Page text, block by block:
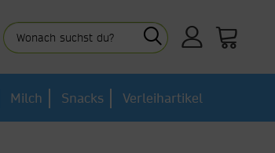
Milch Snacks Verleihartikel